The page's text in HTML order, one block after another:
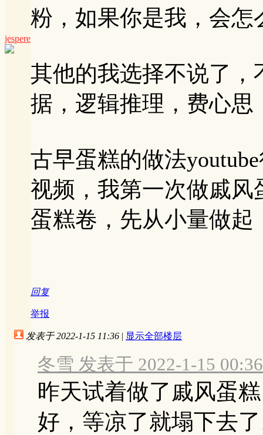
jespere
粉，如果你是我，会怎
其他的我选择不说了
据，逻辑推理，费心思
古早蛋糕的做法
视频，我第一次做戚
蛋糕卷，先从小量做起
回复
举报
发表于 2022-1-15 11:36 | 显示全部楼层
冬雪 发表于 2022-1-15 00:36
昨天试着做了戚风蛋
好，等凉了就塌下去